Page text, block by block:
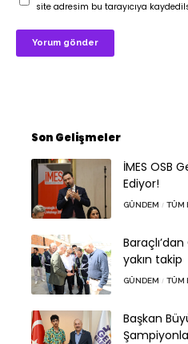
site adresim bu tarayıcıya
Son Gelişmeler
İMES OSB
Ediyor!
GÜNDEM TÜM
yakın takip
GÜNDEM TÜM
Başkan